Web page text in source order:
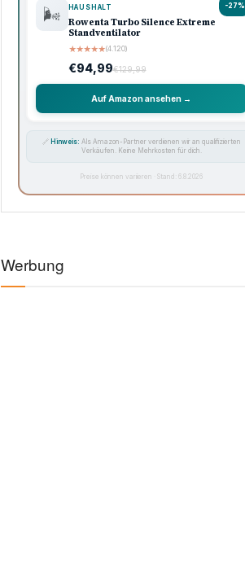
-27%
🌬️ HAUSHALT
Rowenta Turbo Silence Extreme
Standventilator
★★★★★(4.120)
€94,99€129,99
Auf Amazon ansehen →
🔗 Hinweis: Als Amazon-Partner verdienen wir an qualifizierten
Verkäufen. Keine Mehrkosten für dich.
Preise können variieren · Stand: 6.8.2026
Werbung